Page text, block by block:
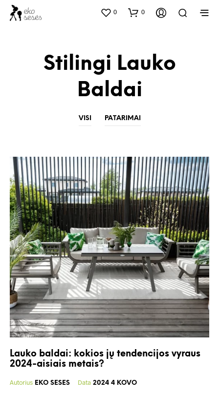
0 0
Stilingi Lauko
Baldai
VISI PATARIMAI
Lauko baldai: kokios jų tendencijos vyraus
2024-aisiais metais?
Autorius EKO SESES Data 2024 4 KOVO